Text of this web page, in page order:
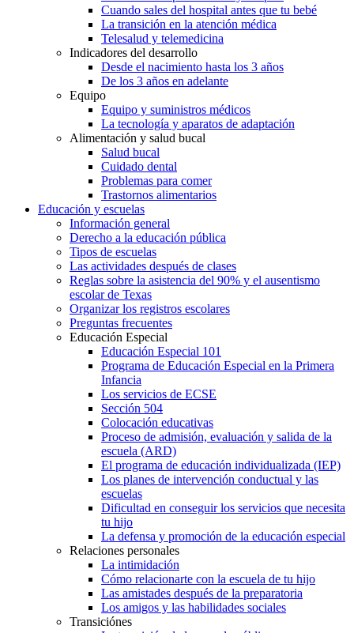
Cuando sales del hospital antes que tu bebé
La transición en la atención médica
Telesalud y telemedicina
Indicadores del desarrollo
Desde el nacimiento hasta los 3 años
De los 3 años en adelante
Equipo
Equipo y suministros médicos
La tecnología y aparatos de adaptación
Alimentación y salud bucal
Salud bucal
Cuidado dental
Problemas para comer
Trastornos alimentarios
Educación y escuelas
Información general
Derecho a la educación pública
Tipos de escuelas
Las actividades después de clases
Reglas sobre la asistencia del 90% y el ausentismo
escolar de Texas
Organizar los registros escolares
Preguntas frecuentes
Educación Especial
Educación Especial 101
Programa de Educación Especial en la Primera
Infancia
Los servicios de ECSE
Sección 504
Colocación educativas
Proceso de admisión, evaluación y salida de la
escuela (ARD)
El programa de educación individualizada (IEP)
Los planes de intervención conductual y las
escuelas
Dificultad en conseguir los servicios que necesita
tu hijo
La defensa y promoción de la educación especial
Relaciones personales
La intimidación
Cómo relacionarte con la escuela de tu hijo
Las amistades después de la preparatoria
Los amigos y las habilidades sociales
Transiciónes